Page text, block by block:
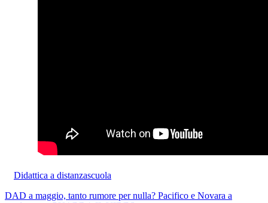
Didattica a distanzascuola
DAD a maggio, tanto rumore per nulla? Pacifico e Novara a